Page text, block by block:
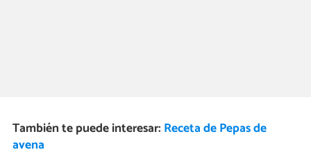
También te puede interesar: Receta de Pepas de
avena